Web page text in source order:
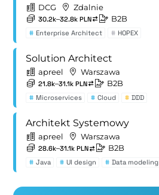
DCG Zdalnie
30.2k–32.8k PLN B2B
# Enterprise Architect # HOPEX
Solution Architect
apreel Warszawa
21.8k–31.1k PLN B2B
# Microservices # Cloud # DDD
Architekt Systemowy
apreel Warszawa
28.6k–31.1k PLN B2B
# Java # UI design # Data modeling